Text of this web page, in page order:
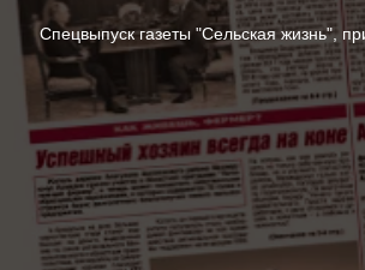
Спецвыпуск газеты "Сельская жизнь",